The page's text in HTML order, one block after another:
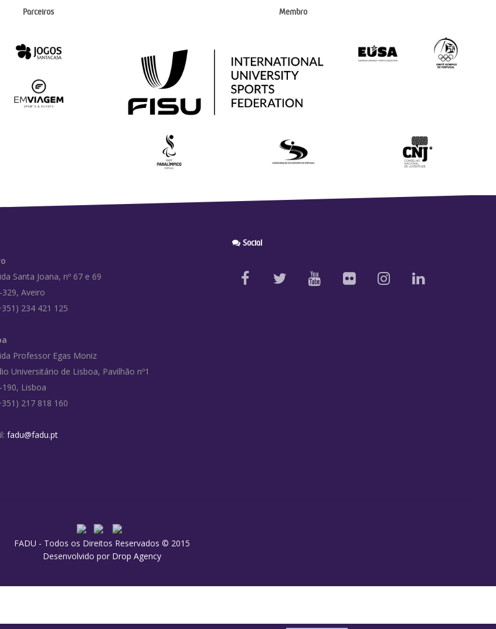
Parceiros Membro
Santa Joana, nº 67 e 69
329, Aveiro
234 421 125
Professor Egas Moniz
Universitário de Lisboa, Pavilhão nº1
190, Lisboa
217 818 160
fadu@fadu.pt
Social
FADU - Todos os Direitos Reservados © 2015
Desenvolvido por Drop Agency